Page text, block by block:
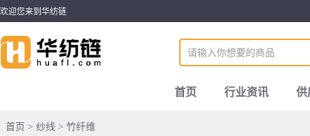
欢迎您来到华纺链
首页 行业资讯 供
首页 > 纱线 > 竹纤维